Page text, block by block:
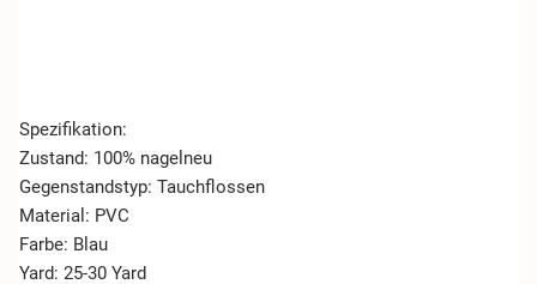
Spezifikation:
Zustand: 100% nagelneu
Gegenstandstyp: Tauchflossen
Material: PVC
Farbe: Blau
Yard: 25-30 Yard